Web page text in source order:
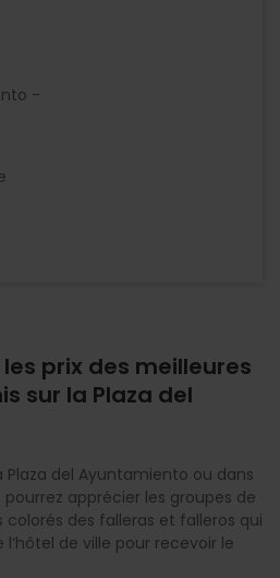
-
les prix des meilleures
sur la Plaza del
Plaza del Ayuntamiento ou dans
apprécier les groupes de
des falleras et falleros qui
de ville pour recevoir le